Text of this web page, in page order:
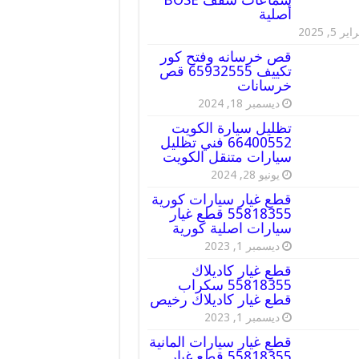
أصلية
5, 2025
قص خرسانه وفتح كور
تكييف 65932555 قص
خرسانات
ديسمبر 18, 2024
تظليل سيارة الكويت
66400552 فني تظليل
سيارات متنقل الكويت
يونيو 28, 2024
قطع غيار سيارات كورية
55818355 قطع غيار
سيارات اصلية كورية
ديسمبر 1, 2023
قطع غيار كاديلاك
55818355 سكراب
قطع غيار كاديلاك رخيص
ديسمبر 1, 2023
قطع غيار سيارات المانية